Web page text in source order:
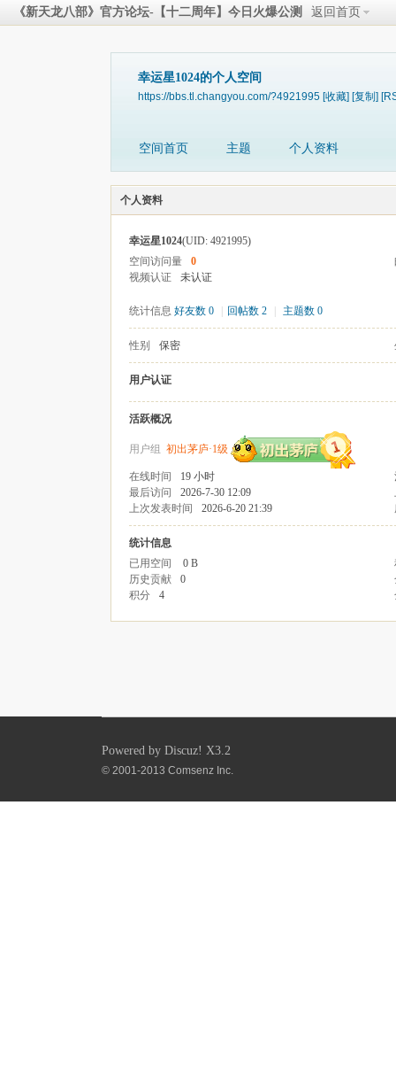
《新天龙八部》官方论坛-【十二周年】今日火爆公测 返回首页
幸运星1024的个人空间
https://bbs.tl.changyou.com/?4921995 [收藏] [复制]
空间首页 主题 个人资料
个人资料
幸运星1024(UID: 4921995)
空间访问量
0
视频认证
未认证
统计信息 好友数 0 回帖数 2 主题数 0
性别 保密
用户认证
活跃概况
用户组 初出茅庐·1级
在线时间 19 小时
最后访问
2026-7-30 12:09
上次发表时间
2026-6-20 21:39
统计信息
已用空间
0 B
历史贡献
0
积分
4
Powered by Discuz! X3.2
© 2001-2013 Comsenz Inc.